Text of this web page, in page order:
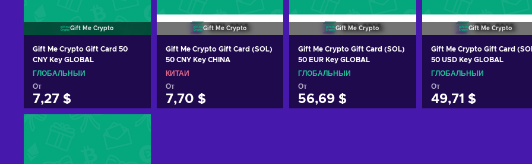
Gift Me Crypto
Gift Me Crypto Gift Card 50
CNY Key GLOBAL
ГЛОБАЛЬНЫЙ
От
7,27 $
Gift Me Crypto
Gift Me Crypto Gift Card (SOL)
50 CNY Key CHINA
КИТАЙ
От
7,70 $
Gift Me Crypto
Gift Me Crypto Gift Card (SOL)
50 EUR Key GLOBAL
ГЛОБАЛЬНЫЙ
От
56,69 $
Gift Me Crypto
Gift Me Crypto Gift Card
50 USD Key GLOBAL
ГЛОБАЛЬНЫЙ
От
49,71 $